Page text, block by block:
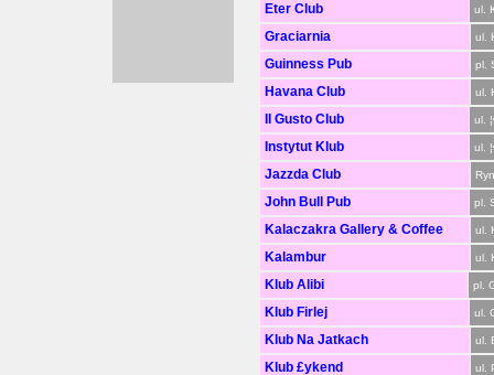
Eter Club
ul.
Graciarnia ul.
Guinness Pub pl.
Havana Club ul.
Il Gusto Club ul.
Instytut Klub ul.
Jazzda Club
John Bull Pub pl.
Kalaczakra Gallery & Coffee ul.
Kalambur ul.
Klub Alibi pl.
Klub Firlej ul.
Klub Na Jatkach ul.
Klub £ykend ul.